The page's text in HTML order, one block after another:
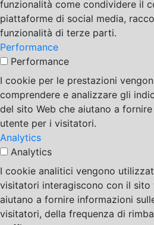
funzionalità come condividere il
piattaforme di social media,
funzionalità di terze parti.
Performance
Performance
I cookie per le prestazioni
comprendere e analizzare gli
del sito Web che aiutano a
utente per i visitatori.
Analytics
Analytics
I cookie analitici vengono
visitatori interagiscono con il sito
aiutano a fornire informazioni
visitatori, della frequenza di